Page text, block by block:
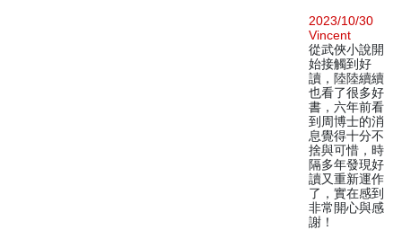
2023/10/30
Vincent
從武俠小說開
始接觸到好
讀，陸陸續續
也看了很多好
書，六年前看
到周博士的消
息覺得十分不
捨與可惜，時
隔多年發現好
讀又重新運作
了，實在感到
非常開心與感
謝！